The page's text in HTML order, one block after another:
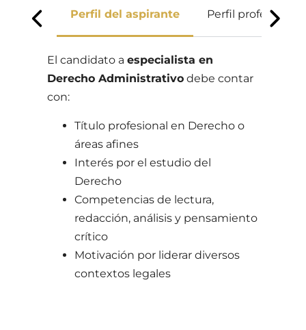
Previous Perfil del aspirante Perfil profesional
Next
El candidato a especialista en
Derecho Administrativodebe contar
con:
Título profesional en Derecho o
áreas afines
Interés por el estudio del
Derecho
Competencias de lectura,
redacción, análisis y pensamiento
crítico
Motivación por liderar diversos
contextos legales